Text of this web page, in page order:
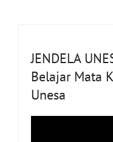
JENDELA
Belajar Mata
Unesa